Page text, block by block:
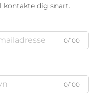
kontakte dig snart.
0/100
0/100